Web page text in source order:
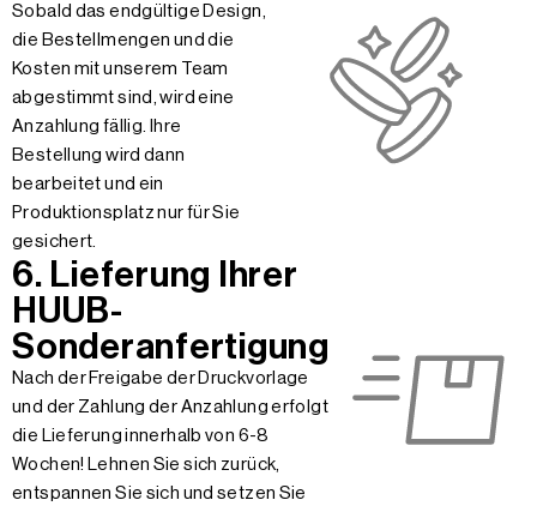
Sobald das endgültige Design,
die Bestellmengen und die
Kosten mit unserem Team
abgestimmt sind, wird eine
Anzahlung fällig. Ihre
Bestellung wird dann
bearbeitet und ein
Produktionsplatz nur für Sie
gesichert.
6. Lieferung Ihrer
HUUB-
Sonderanfertigung
Nach der Freigabe der Druckvorlage
und der Zahlung der Anzahlung erfolgt
die Lieferung innerhalb von 6-8
Wochen! Lehnen Sie sich zurück,
entspannen Sie sich und setzen Sie